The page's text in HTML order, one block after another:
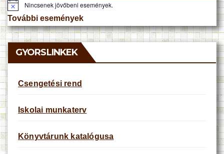
N
o
t
i
c
e
Nincsenek jövőbeni események.
További események
GYORSLINKEK
Csengetési rend
Iskolai munkaterv
Könyvtárunk katalógusa